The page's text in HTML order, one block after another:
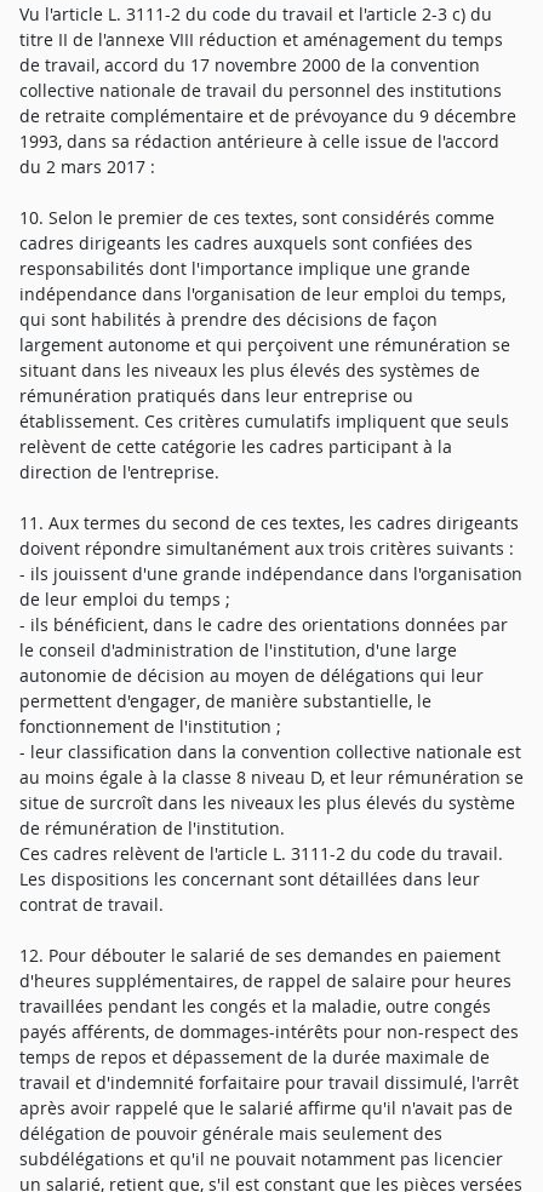
Vu l'article L. 3111-2 du code du travail et l'article 2-3 c) du
titre II de l'annexe VIII réduction et aménagement du temps
de travail, accord du 17 novembre 2000 de la convention
collective nationale de travail du personnel des institutions
de retraite complémentaire et de prévoyance du 9 décembre
1993, dans sa rédaction antérieure à celle issue de l'accord
du 2 mars 2017 :
10. Selon le premier de ces textes, sont considérés comme
cadres dirigeants les cadres auxquels sont confiées des
responsabilités dont l'importance implique une grande
indépendance dans l'organisation de leur emploi du temps,
qui sont habilités à prendre des décisions de façon
largement autonome et qui perçoivent une rémunération se
situant dans les niveaux les plus élevés des systèmes de
rémunération pratiqués dans leur entreprise ou
établissement. Ces critères cumulatifs impliquent que seuls
relèvent de cette catégorie les cadres participant à la
direction de l'entreprise.
11. Aux termes du second de ces textes, les cadres dirigeants
doivent répondre simultanément aux trois critères suivants :
- ils jouissent d'une grande indépendance dans l'organisation
de leur emploi du temps ;
- ils bénéficient, dans le cadre des orientations données par
le conseil d'administration de l'institution, d'une large
autonomie de décision au moyen de délégations qui leur
permettent d'engager, de manière substantielle, le
fonctionnement de l'institution ;
- leur classification dans la convention collective nationale est
au moins égale à la classe 8 niveau D, et leur rémunération se
situe de surcroît dans les niveaux les plus élevés du système
de rémunération de l'institution.
Ces cadres relèvent de l'article L. 3111-2 du code du travail.
Les dispositions les concernant sont détaillées dans leur
contrat de travail.
12. Pour débouter le salarié de ses demandes en paiement
d'heures supplémentaires, de rappel de salaire pour heures
travaillées pendant les congés et la maladie, outre congés
payés afférents, de dommages-intérêts pour non-respect des
temps de repos et dépassement de la durée maximale de
travail et d'indemnité forfaitaire pour travail dissimulé, l'arrêt
après avoir rappelé que le salarié affirme qu'il n'avait pas de
délégation de pouvoir générale mais seulement des
subdélégations et qu'il ne pouvait notamment pas licencier
un salarié, retient que, s'il est constant que les pièces versées